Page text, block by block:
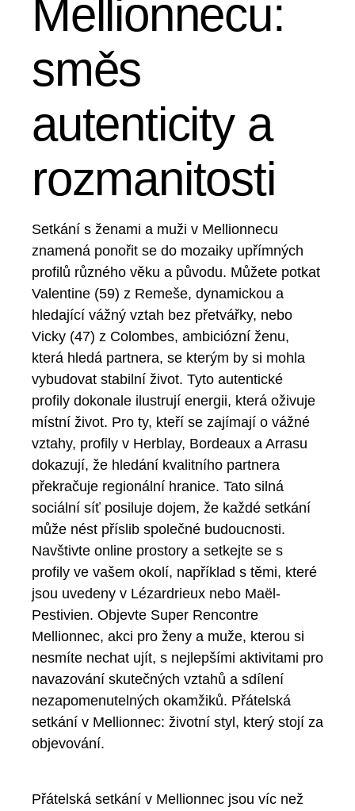
Mellionnecu:
směs
autenticity a
rozmanitosti
Setkání s ženami a muži v Mellionnecu
znamená ponořit se do mozaiky upřímných
profilů různého věku a původu. Můžete potkat
Valentine (59) z Remeše, dynamickou a
hledající vážný vztah bez přetvářky, nebo
Vicky (47) z Colombes, ambiciózní ženu,
která hledá partnera, se kterým by si mohla
vybudovat stabilní život. Tyto autentické
profily dokonale ilustrují energii, která oživuje
místní život. Pro ty, kteří se zajímají o vážné
vztahy, profily v Herblay, Bordeaux a Arrasu
dokazují, že hledání kvalitního partnera
překračuje regionální hranice. Tato silná
sociální síť posiluje dojem, že každé setkání
může nést příslib společné budoucnosti.
Navštivte online prostory a setkejte se s
profily ve vašem okolí, například s těmi, které
jsou uvedeny v Lézardrieux nebo Maël-
Pestivien. Objevte Super Rencontre
Mellionnec, akci pro ženy a muže, kterou si
nesmíte nechat ujít, s nejlepšími aktivitami pro
navazování skutečných vztahů a sdílení
nezapomenutelných okamžiků. Přátelská
setkání v Mellionnec: životní styl, který stojí za
objevování.
Přátelská setkání v Mellionnec jsou víc než